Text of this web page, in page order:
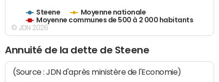
Steene
Moyenne nationale
Moyenne communes de 500 à 2 000 habitants
© JDN 2026
Annuité de la dette de Steene
(Source : JDN d'après ministère de l'Economie)